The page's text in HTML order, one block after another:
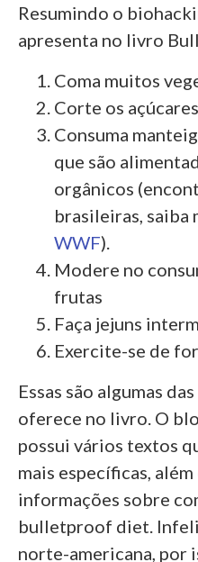
Resumindo o
apresenta no livro
Coma muitos
Corte os
Consuma
que são
orgânicos
brasileiras, saiba
WWF).
Modere no
frutas
Faça jejuns
Exercite-se de
Essas são algumas
oferece no livro. O
possui vários textos
mais específicas,
informações sobre
bulletproof diet.
norte-americana, por